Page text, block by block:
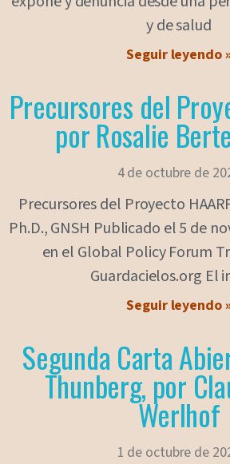
y de salud
Seguir leyendo
Precursores del
por Rosalie
4 de octubre de
Precursores del Proyecto
Ph.D., GNSH Publicado el 5 de
en el Global Policy Forum
Guardacielos.org El
Seguir leyendo
Segunda Carta
Thunberg, por
Werlhof
1 de octubre de